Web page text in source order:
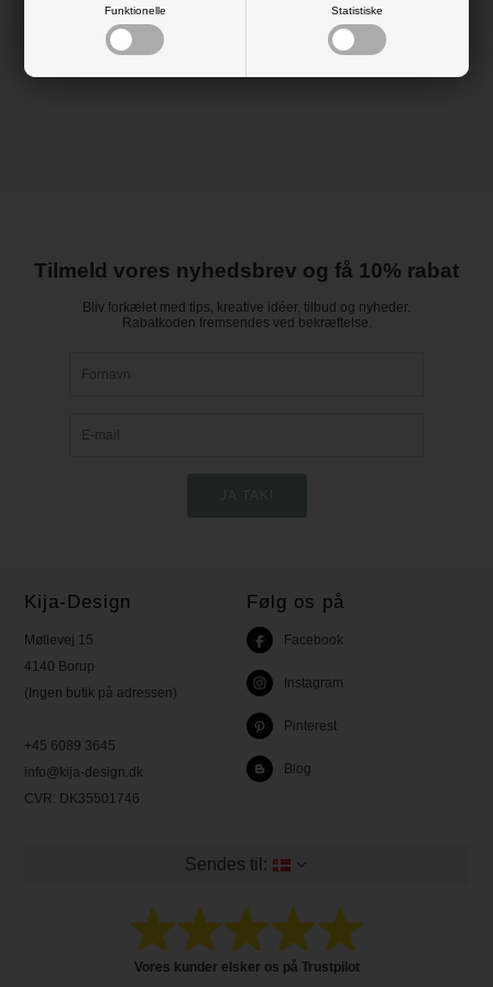
Funktionelle Statistiske
Tilmeld vores nyhedsbrev og få 10% rabat
Bliv forkælet med tips, kreative idéer, tilbud og nyheder.
Rabatkoden fremsendes ved bekræftelse.
Kija-Design
Møllevej 15
4140 Borup
(Ingen butik på adressen)
+45 6089 3645
info@kija-design.dk
CVR: DK35501746
Følg os på
Facebook
Instagram
Pinterest
Blog
Sendes til:
Vores kunder elsker os på Trustpilot